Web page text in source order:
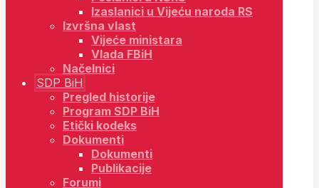
Izaslanici u Vijeću naroda RS
Izvršna vlast
Vijeće ministara
Vlada FBiH
Načelnici
SDP BiH
Pregled historije
Program SDP BiH
Etički kodeks
Dokumenti
Dokumenti
Publikacije
Forumi